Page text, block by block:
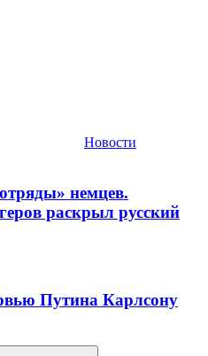
Новости
немцев.
раскрыл русский
Путина Карлсону